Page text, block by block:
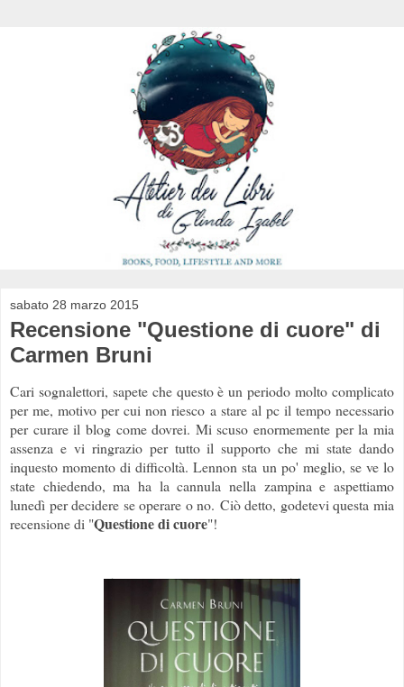
sabato 28 marzo 2015
Recensione "Questione di cuore" di
Carmen Bruni
Cari sognalettori, sapete che questo è un periodo molto complicato
per me, motivo per cui non riesco a stare al pc il tempo necessario
per curare il blog come dovrei. Mi scuso enormemente per la mia
assenza e vi ringrazio per tutto il supporto che mi state dando
inquesto momento di difficoltà. Lennon sta un po' meglio, se ve lo
state chiedendo, ma ha la cannula nella zampina e aspettiamo
lunedì per decidere se operare o no. Ciò detto, godetevi questa mia
recensione di "Questione di cuore"!